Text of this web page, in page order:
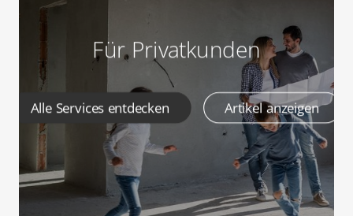
Für Privatkunden
Alle Services entdecken Artikel anzeigen